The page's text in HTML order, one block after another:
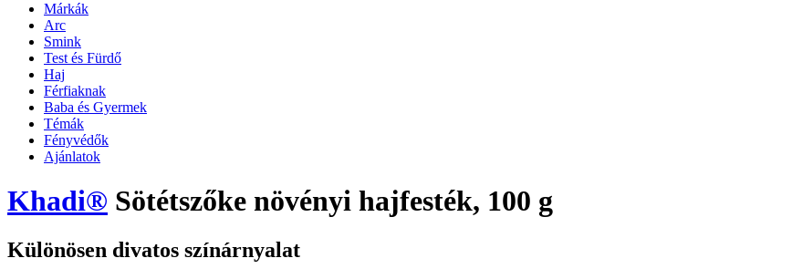
Márkák
Arc
Smink
Test és Fürdő
Haj
Férfiaknak
Baba és Gyermek
Témák
Fényvédők
Ajánlatok
Khadi® Sötétszőke növényi hajfesték, 100 g
Különösen divatos színárnyalat